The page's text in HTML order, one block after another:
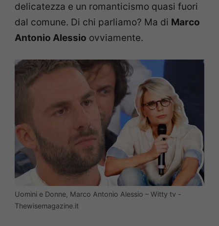
delicatezza e un romanticismo quasi fuori
dal comune. Di chi parliamo? Ma di Marco
Antonio Alessio ovviamente.
Uomini e Donne, Marco Antonio Alessio – Witty tv -
Thewisemagazine.it